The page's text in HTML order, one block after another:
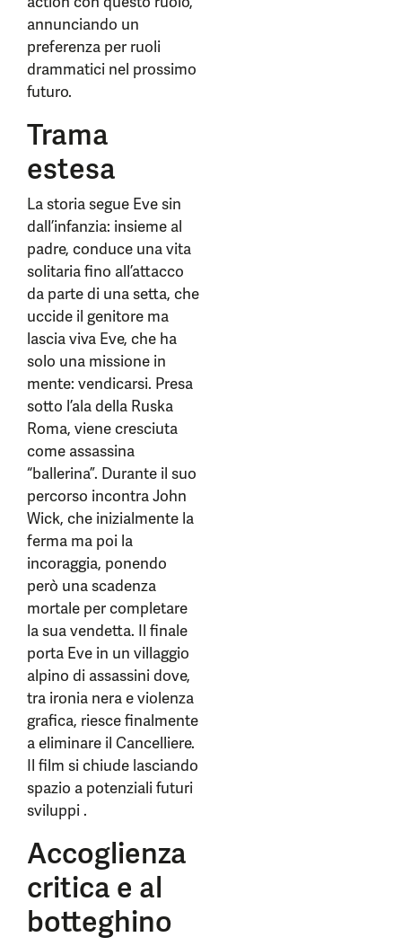
annunciando un
preferenza per ruoli
drammatici nel prossimo
futuro.
Trama
estesa
La storia segue Eve sin
dall’infanzia: insieme al
padre, conduce una vita
solitaria fino all’attacco
da parte di una setta, che
uccide il genitore ma
lascia viva Eve, che ha
solo una missione in
mente: vendicarsi. Presa
sotto l’ala della Ruska
Roma, viene cresciuta
come assassina
“ballerina”. Durante il suo
percorso incontra John
Wick, che inizialmente la
ferma ma poi la
incoraggia, ponendo
però una scadenza
mortale per completare
la sua vendetta. Il finale
porta Eve in un villaggio
alpino di assassini dove,
tra ironia nera e violenza
grafica, riesce finalmente
a eliminare il Cancelliere.
Il film si chiude lasciando
spazio a potenziali futuri
sviluppi .
Accoglienza
critica e al
botteghino